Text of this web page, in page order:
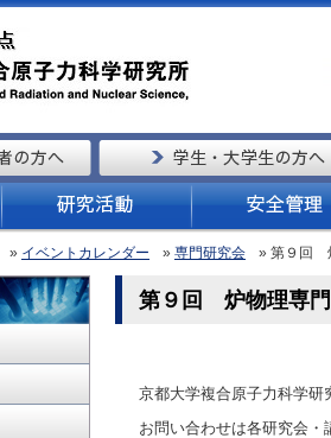
» イベントカレンダー » 専門研究会 » 第９回
第９回 炉物理専
京都大学複合原子力科学研
お問い合わせは各研究会